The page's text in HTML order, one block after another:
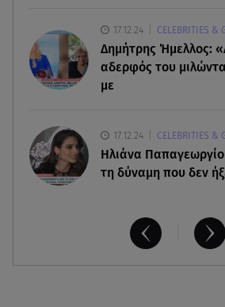
08.08.26 , 14:00
Summer fling: Γιατί να πεις ναι
καλοκαιρινό έρωτα
17.12.24 CELEBRITIES &
Δημήτρης Ήμελλος:
αδερφός του
με
17.12.24 CELEBRITIES &
Ηλιάνα
τη δύναμη που δεν